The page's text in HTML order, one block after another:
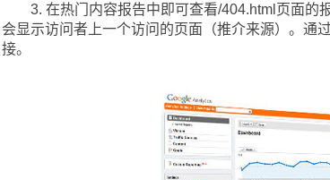
3. 在热门内容报告中即可查看/404.html页面的
会显示访问者上一个访问的页面（推介来源）。通
接。